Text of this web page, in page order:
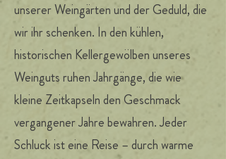
unserer Weingärten und der Geduld, die
wir ihr schenken. In den kühlen,
historischen Kellergewölben unseres
Weinguts ruhen Jahrgänge, die wie
kleine Zeitkapseln den Geschmack
vergangener Jahre bewahren. Jeder
Schluck ist eine Reise – durch warme